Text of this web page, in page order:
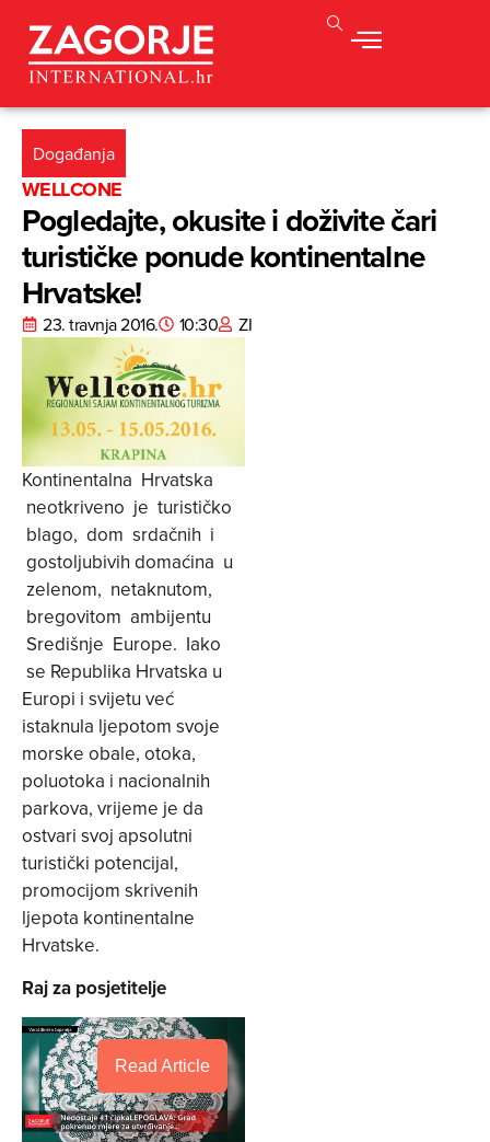
Događanja
WELLCONE
Pogledajte, okusite i doživite čari
turističke ponude kontinentalne
Hrvatske!
23. travnja 2016. 10:30 ZI
Kontinentalna Hrvatska
neotkriveno je turističko
blago, dom srdačnih i
gostoljubivih domaćina u
zelenom, netaknutom,
bregovitom ambijentu
Središnje Europe. Iako
se Republika Hrvatska u
Europi i svijetu već
istaknula ljepotom svoje
morske obale, otoka,
poluotoka i nacionalnih
parkova, vrijeme je da
ostvari svoj apsolutni
turistički potencijal,
promocijom skrivenih
ljepota kontinentalne
Hrvatske.
Raj za posjetitelje
Read Article